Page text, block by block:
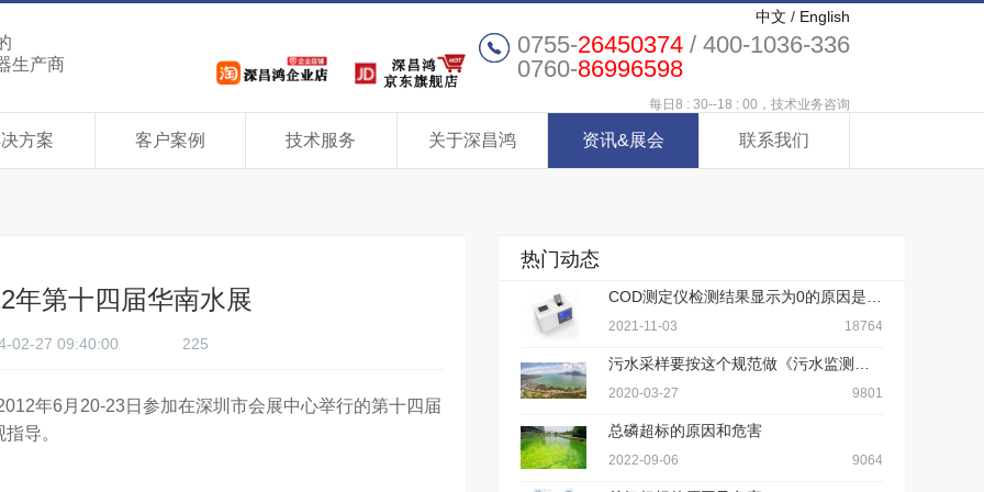
生产商
中文 / English
0755-26450374 / 400-1036-336
0760-86996598
每日8 : 30--18 : 00，技术业务咨询
方案 客户案例 技术服务 关于深昌鸿 资讯&展会 联系我们
年第十四届华南水展
02-27 09:40:00 225
年6月20-23日参加在深圳市会展中心举行的第十四届
导。
热门动态
2021-11-03 18764
2020-03-27 9801
总磷超标的原因和危害
2022-09-06 9064